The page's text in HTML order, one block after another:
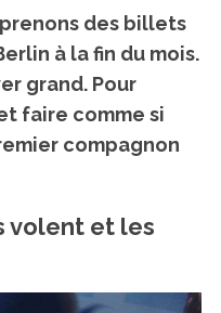
des billets
à la fin du mois.
grand. Pour
faire comme si
compagnon
volent et les